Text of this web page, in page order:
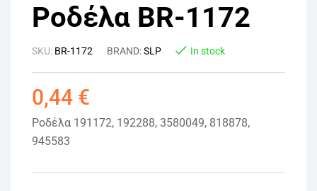
Ροδέλα BR-1172
SKU: BR-1172 BRAND:SLP In stock
0,44 €
Ροδέλα 191172, 192288, 3580049, 818878,
945583